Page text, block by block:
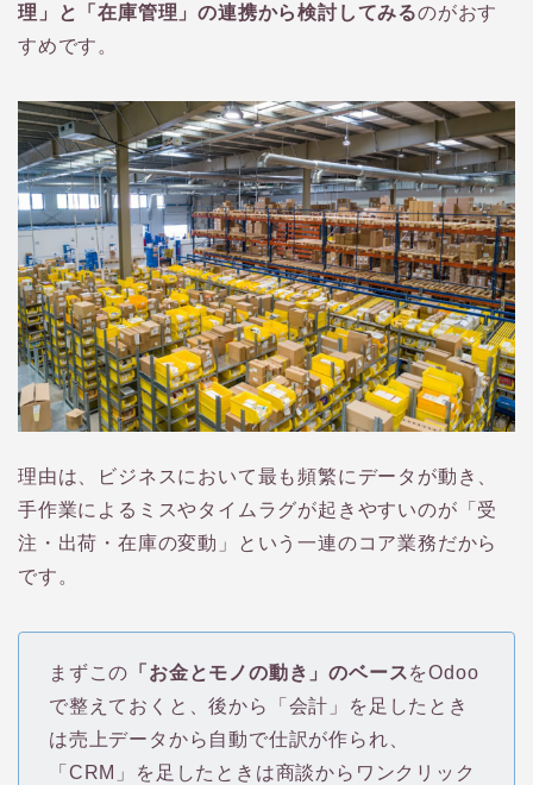
理」と「在庫管理」の連携から検討してみるのがおす
すめです。
理由は、ビジネスにおいて最も頻繁にデータが動き、
手作業によるミスやタイムラグが起きやすいのが「受
注・出荷・在庫の変動」という一連のコア業務だから
です。
まずこの 「お金とモノの動き」のベースをOdoo
で整えておくと、後から「会計」を足したとき
は売上データから自動で仕訳が作られ、
「CRM」を足したときは商談からワンクリック